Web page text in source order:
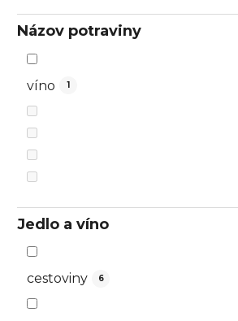
Názov potraviny
víno 1
Jedlo a víno
cestoviny 6